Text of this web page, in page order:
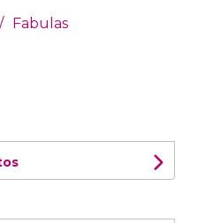
Fabulas